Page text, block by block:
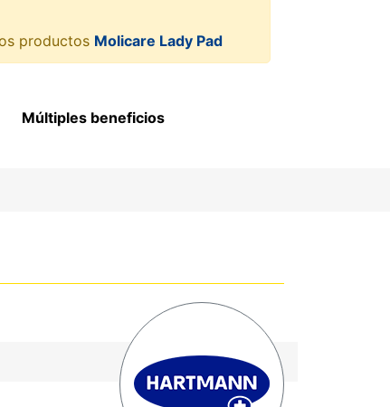
productos Molicare Lady Pad
Múltiples beneficios